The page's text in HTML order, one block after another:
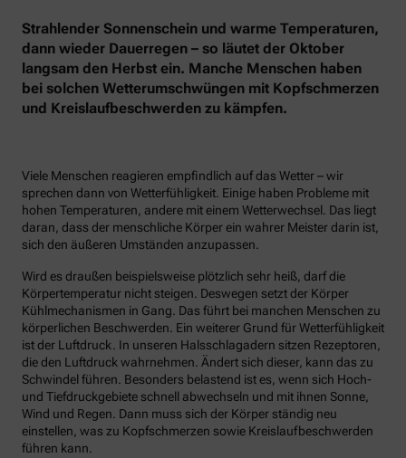
Strahlender Sonnenschein und warme Temperaturen,
dann wieder Dauerregen – so läutet der Oktober
langsam den Herbst ein. Manche Menschen haben
bei solchen Wetterumschwüngen mit Kopfschmerzen
und Kreislaufbeschwerden zu kämpfen.
Viele Menschen reagieren empfindlich auf das Wetter – wir
sprechen dann von Wetterfühligkeit. Einige haben Probleme mit
hohen Temperaturen, andere mit einem Wetterwechsel. Das liegt
daran, dass der menschliche Körper ein wahrer Meister darin ist,
sich den äußeren Umständen anzupassen.
Wird es draußen beispielsweise plötzlich sehr heiß, darf die
Körpertemperatur nicht steigen. Deswegen setzt der Körper
Kühlmechanismen in Gang. Das führt bei manchen Menschen zu
körperlichen Beschwerden. Ein weiterer Grund für Wetterfühligkeit
ist der Luftdruck. In unseren Halsschlagadern sitzen Rezeptoren,
die den Luftdruck wahrnehmen. Ändert sich dieser, kann das zu
Schwindel führen. Besonders belastend ist es, wenn sich Hoch-
und Tiefdruckgebiete schnell abwechseln und mit ihnen Sonne,
Wind und Regen. Dann muss sich der Körper ständig neu
einstellen, was zu Kopfschmerzen sowie Kreislaufbeschwerden
führen kann.